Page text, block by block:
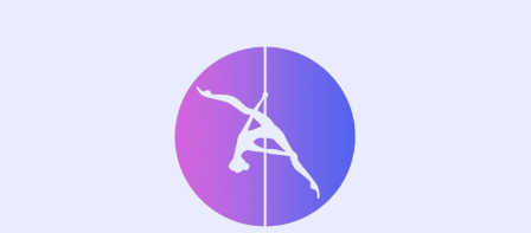
Центр стимуляции мозга
— единственный
центр в Пермском крае,
использующий передовую
бельгийскую методику Mozart-
Brain-Lab для улучшения
восприятия и переработки
мозгом информации.